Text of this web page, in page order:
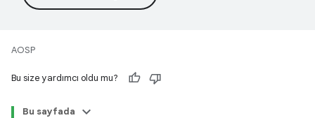
AOSP
Bu size yardımcı oldu mu?
Bu sayfada